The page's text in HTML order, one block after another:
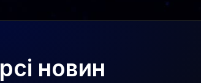
новин